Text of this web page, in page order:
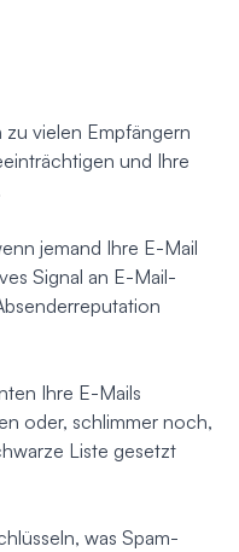
vielen Empfängern
und Ihre
jemand Ihre E-Mail
Signal an E-Mail-
Ihre E-Mails
oder, schlimmer noch,
Liste gesetzt
was Spam-